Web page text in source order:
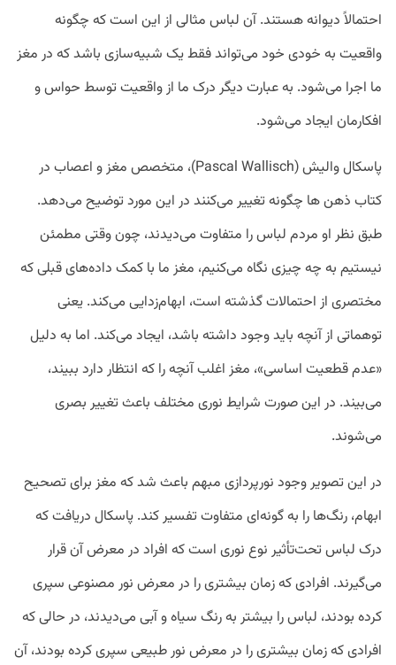
احتمالاً دیوانه هستند. آن لباس مثالی از این است که چگونه
واقعیت به خودی خود می‌تواند فقط یک شبیه‌سازی باشد که در مغز
ما اجرا می‌شود. به عبارت دیگر درک ما از واقعیت توسط حواس و
افکارمان ایجاد می‌شود.
پاسکال والیش (Pascal Wallisch)، متخصص مغز و اعصاب در
کتاب ذهن ها چگونه تغییر می‌کنند در این مورد توضیح می‌دهد.
طبق نظر او مردم لباس را متفاوت می‌دیدند، چون وقتی مطمئن
نیستیم به چه چیزی نگاه می‌کنیم، مغز ما با کمک داده‌های قبلی که
مختصری از احتمالات گذشته است، ابهام‌زدایی می‌کند. یعنی
توهماتی از آنچه باید وجود داشته باشد، ایجاد می‌کند. اما به دلیل
«عدم قطعیت اساسی»، مغز اغلب آنچه را که انتظار دارد ببیند،
می‌بیند. در این صورت شرایط نوری مختلف باعث تغییر بصری
می‌شوند.
در این تصویر وجود نورپردازی مبهم باعث شد که مغز برای تصحیح
ابهام، رنگ‌ها را به گونه‌ای متفاوت تفسیر کند. پاسکال دریافت که
درک لباس تحت‌تأثیر نوع نوری است که افراد در معرض آن قرار
می‌گیرند. افرادی که زمان بیشتری را در معرض نور مصنوعی سپری
کرده بودند، لباس را بیشتر به رنگ سیاه و آبی می‌دیدند، در حالی که
افرادی که زمان بیشتری را در معرض نور طبیعی سپری کرده بودند، آن